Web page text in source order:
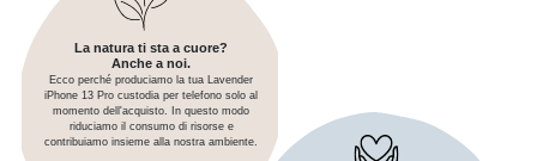
La natura ti sta a cuore?
Anche a noi.
Ecco perché produciamo la tua Lavender
iPhone 13 Pro custodia per telefono solo al
momento dell'acquisto. In questo modo
riduciamo il consumo di risorse e
contribuiamo insieme alla nostra ambiente.